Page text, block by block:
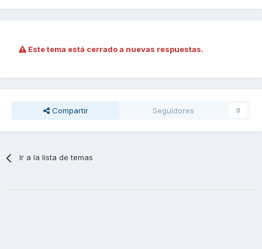
Este tema está cerrado a nuevas respuestas.
Compartir Seguidores 0
Ir a la lista de temas